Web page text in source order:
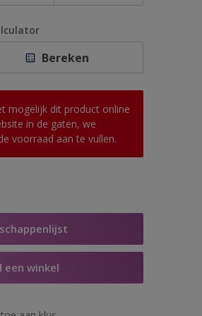
Bereken
mogelijk dit product online
in de gaten, we
voorraad aan te vullen.
een winkel